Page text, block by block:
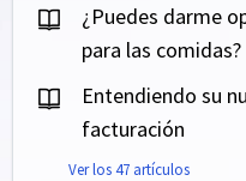
¿Puedes darme
para las comidas?
Entendiendo su
facturación
Ver los 47 artículos